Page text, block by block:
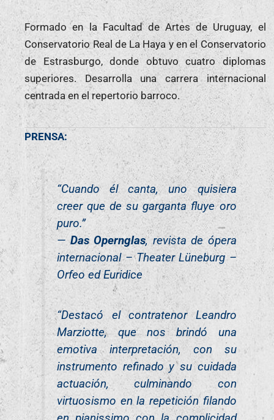
Formado en la Facultad de Artes de Uruguay, el
Conservatorio Real de La Haya y en el Conservatorio
de Estrasburgo, donde obtuvo cuatro diplomas
superiores. Desarrolla una carrera internacional
centrada en el repertorio barroco.
PRENSA:
“Cuando él canta, uno quisiera
creer que de su garganta fluye oro
puro.”
—Das Opernglas, revista de ópera
internacional – Theater Lüneburg –
Orfeo ed Euridice
“Destacó el contratenor Leandro
Marziotte, que nos brindó una
emotiva interpretación, con su
instrumento refinado y su cuidada
actuación, culminando con
virtuosismo en la repetición filando